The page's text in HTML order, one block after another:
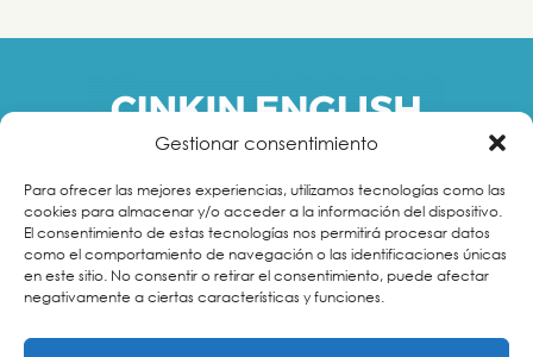
Gestionar consentimiento
Para ofrecer las mejores experiencias, utilizamos tecnologías como las
cookies para almacenar y/o acceder a la información del dispositivo.
El consentimiento de estas tecnologías nos permitirá procesar datos
como el comportamiento de navegación o las identificaciones únicas
en este sitio. No consentir o retirar el consentimiento, puede afectar
negativamente a ciertas características y funciones.
Llámanos:868 970 644| Whatsapp:619 115 000|
contacto@cinkinenglish.com
Aviso Legal